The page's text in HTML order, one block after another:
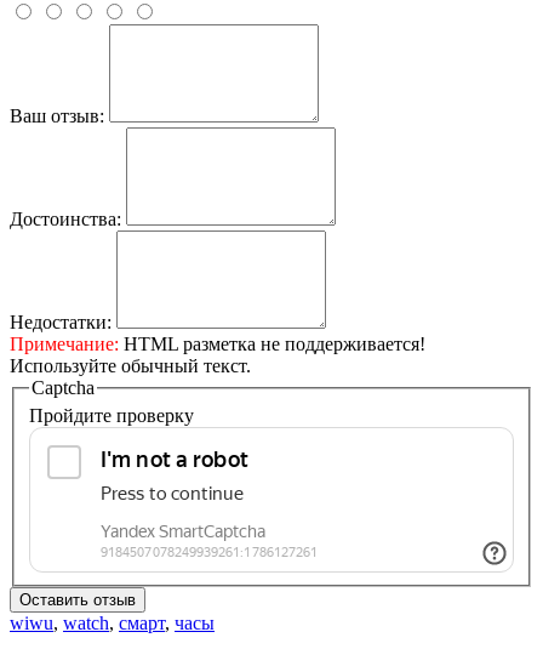
Ваш отзыв:
Достоинства:
Недостатки:
Примечание: HTML разметка не поддерживается!
Используйте обычный текст.
Captcha
Пройдите проверку
Оставить отзыв
wiwu, watch, смарт, часы